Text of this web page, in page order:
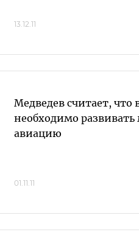
13.12.11
Медведев считает, что
необходимо
авиацию
01.11.11